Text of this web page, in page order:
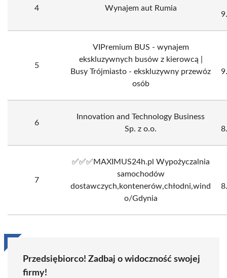
4 Wynajem aut Rumia
5
VIPremium BUS - wynajem
ekskluzywnych busów z kierowcą |
Busy Trójmiasto - ekskluzywny przewóz
osób
6
Innovation and Technology Business
Sp. z o.o.
7
✅️✅️✅️MAXIMUS24h.pl Wypożyczalnia
samochodów
dostawczych,kontenerów,chłodni,wind
o/Gdynia
Przedsiębiorco! Zadbaj o widoczność swojej
firmy!